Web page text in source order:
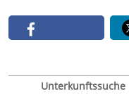
Unterkunftssuche